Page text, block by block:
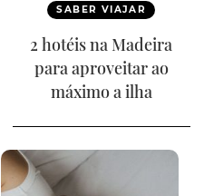
SABER VIAJAR
2 hotéis na Madeira
para aproveitar ao
máximo a ilha